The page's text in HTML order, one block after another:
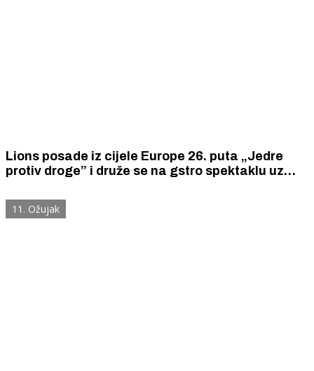
Lions posade iz cijele Europe 26. puta „Jedre
protiv droge” i druže se na gstro spektaklu uz
11. Ožujak